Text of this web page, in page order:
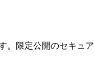
。限定公開のセキュア